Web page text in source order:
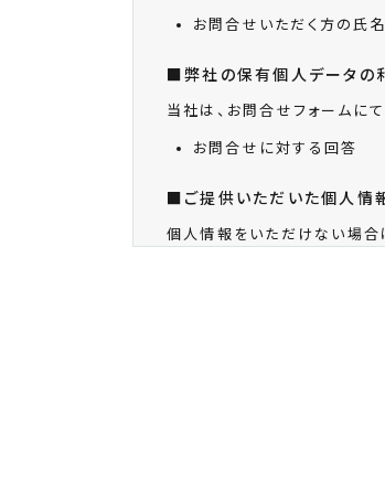
お問合せいただく方の氏
■弊社の保有個人データの
当社は、お問合せフォームに
お問合せに対する回答
■ご提供いただいた個人情
個人情報をいただけない場合
当サイト及び弊社が運営す
このGoogleアナリティクスは